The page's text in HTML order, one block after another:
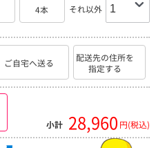
4本 それ以外
ご自宅へ送る
配送先の住所を
指定する
小計 28,960 円(税込)